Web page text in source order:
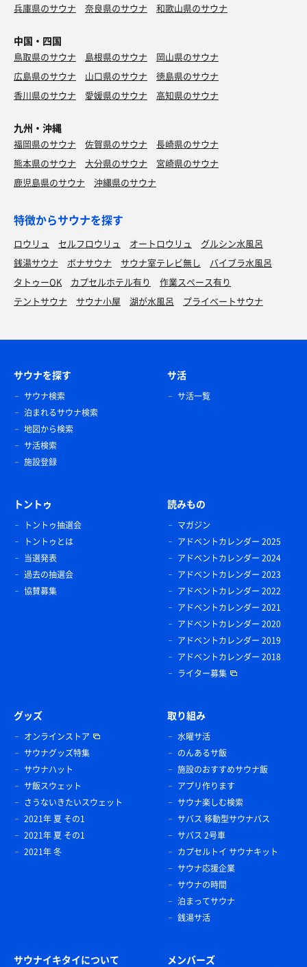
兵庫県のサウナ
奈良県のサウナ 和歌山県のサウナ
中国・四国
鳥取県のサウナ 島根県のサウナ
岡山県のサウナ
広島県のサウナ
山口県のサウナ
徳島県のサウナ
香川県のサウナ
愛媛県のサウナ 高知県のサウナ
九州・沖縄
福岡県のサウナ 佐賀県のサウナ
長崎県のサウナ
熊本県のサウナ
大分県のサウナ
宮崎県のサウナ
鹿児島県のサウナ
沖縄県のサウナ
特徴からサウナを探す
ロウリュ セルフロウリュ オートロウリュ
グルシン水風呂
銭湯サウナ
ボナサウナ サウナ室テレビ無し
バイブラ水風呂
タトゥーOK
カプセルホテル有り
作業スペース有り
テントサウナ
サウナ小屋 湖が水風呂 プライベートサウナ
サウナを探す
サウナ検索
泊まれるサウナ検索
地図から検索
サ活検索
施設登録
サ活
サ活一覧
トントゥ
トントゥ抽選会
トントゥとは
当選発表
過去の抽選会
協賛募集
読みもの
マガジン
アドベントカレンダー 2025
アドベントカレンダー 2024
アドベントカレンダー 2023
アドベントカレンダー 2022
アドベントカレンダー 2021
アドベントカレンダー 2020
アドベントカレンダー 2019
アドベントカレンダー 2018
ライター募集
グッズ
オンラインストア
サウナグッズ特集
サウナハット
サ飯スウェット
さうないきたいスウェット
2021年 夏 その1
2021年 夏 その1
2021年 冬
取り組み
水曜サ活
のんあるサ飯
施設のおすすめサウナ飯
アプリ作ります
サウナ楽しむ検索
サバス 移動型サウナバス
サバス 2号車
カプセルトイ サウナキット
サウナ応援企業
サウナの時間
泊まってサウナ
銭湯サ活
サウナイキタイについて メンバーズ